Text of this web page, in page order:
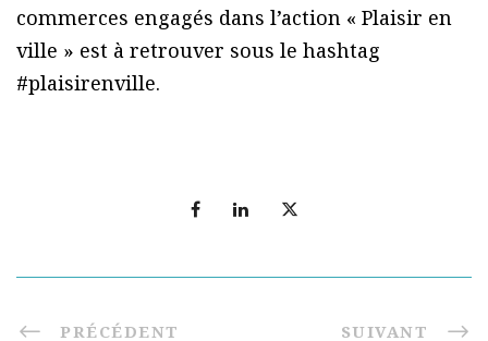
commerces engagés dans l’action « Plaisir en
ville » est à retrouver sous le hashtag
#plaisirenville.
PRÉCÉDENT SUIVANT